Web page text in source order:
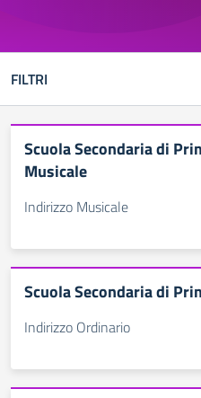
FILTRI
Scuola Secondaria di
Musicale
Indirizzo Musicale
Scuola Secondaria di
Indirizzo Ordinario